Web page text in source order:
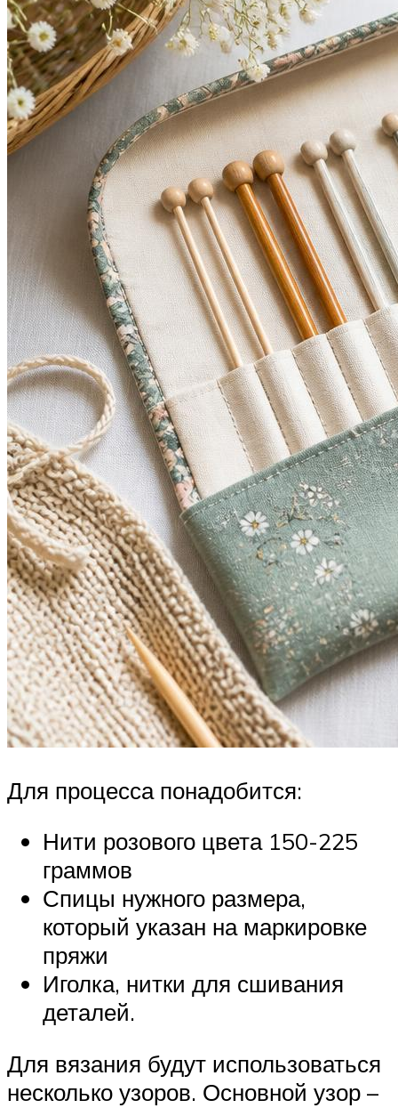
Для процесса понадобится:
Нити розового цвета 150-225
граммов
Спицы нужного размера,
который указан на маркировке
пряжи
Иголка, нитки для сшивания
деталей.
Для вязания будут использоваться
несколько узоров. Основной узор –